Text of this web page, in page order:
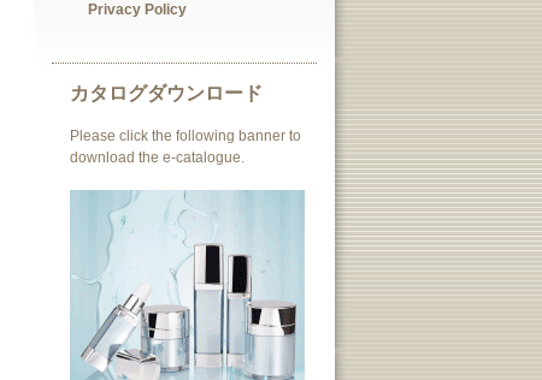
Privacy Policy
カタログダウンロード
Please click the following banner to
download the e-catalogue.